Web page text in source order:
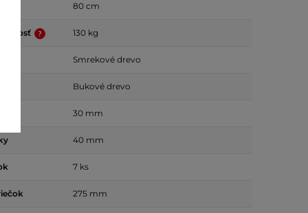
80 cm
130 kg
Smrekové drevo
Bukové drevo
30 mm
40 mm
7 ks
275 mm